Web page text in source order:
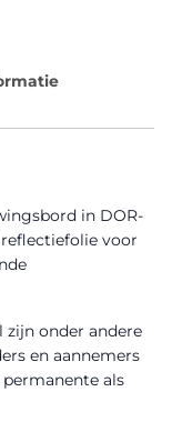
in DOR-
voor
onder andere
en aannemers
als